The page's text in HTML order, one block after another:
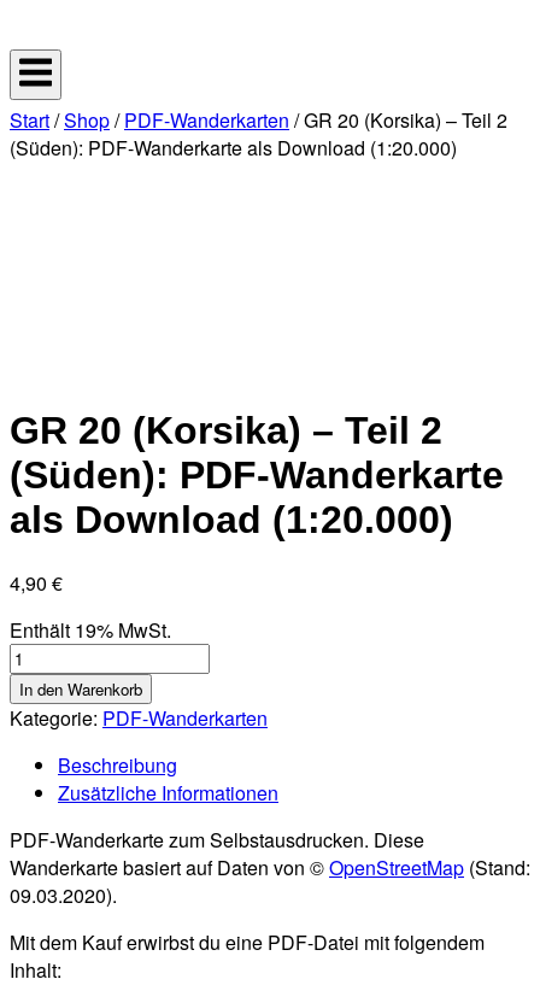
to
content
Start/Shop/PDF-Wanderkarten / GR 20 (Korsika) – Teil 2
(Süden): PDF-Wanderkarte als Download (1:20.000)
GR 20 (Korsika) – Teil 2
(Süden): PDF-Wanderkarte
als Download (1:20.000)
4,90 €
Enthält 19% MwSt.
GR
20
(Korsika)
Teil
PDF-
Wanderkarte
als
Download
(1:20.000)
In den Warenkorb
Kategorie: PDF-Wanderkarten
Beschreibung
Zusätzliche Informationen
PDF-Wanderkarte zum Selbstausdrucken. Diese
Wanderkarte basiert auf Daten von ©OpenStreetMap (Stand:
09.03.2020).
Mit dem Kauf erwirbst du eine PDF-Datei mit folgendem
Inhalt: